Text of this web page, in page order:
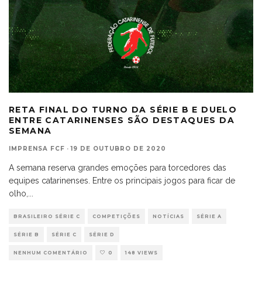
RETA FINAL DO TURNO DA SÉRIE B E DUELO
ENTRE CATARINENSES SÃO DESTAQUES DA
SEMANA
IMPRENSA FCF · 19 DE OUTUBRO DE 2020
A semana reserva grandes emoções para torcedores das
equipes catarinenses. Entre os principais jogos para ficar de
olho,
BRASILEIRO SÉRIE C COMPETIÇÕES NOTÍCIAS SÉRIE A
SÉRIE B SÉRIE C SÉRIE D
NENHUM COMENTÁRIO 0 148 VIEWS